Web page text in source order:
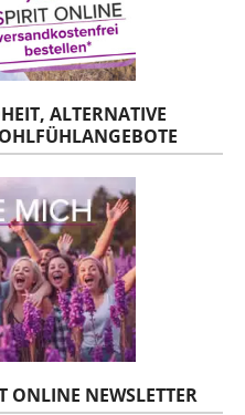
ALTERNATIVE
ONLINE NEWSLETTER